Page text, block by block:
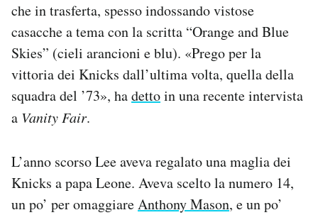
che in trasferta, spesso indossando vistose
casacche a tema con la scritta “Orange and Blue
Skies” (cieli arancioni e blu). «Prego per la
vittoria dei Knicks dall’ultima volta, quella della
squadra del ’73», hadettoin una recente intervista
a Vanity Fair.
L’anno scorso Lee aveva regalato una maglia dei
Knicks a papa Leone. Aveva scelto la numero 14,
un po’ per omaggiareAnthony Mason, e un po’